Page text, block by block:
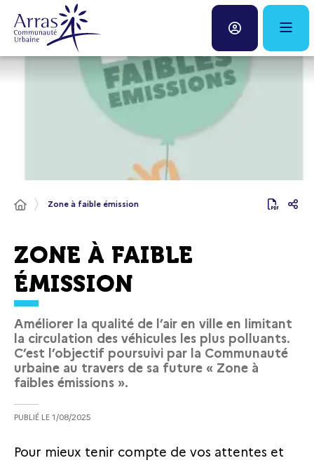
Panneau de gestion des cookies
Zone à faible émission
ZONE À FAIBLE
ÉMISSION
Améliorer la qualité de l’air en ville en limitant
la circulation des véhicules les plus polluants.
C’est l’objectif poursuivi par la Communauté
urbaine au travers de sa future « Zone à
faibles émissions ».
PUBLIÉ LE 1/08/2025
Pour mieux tenir compte de vos attentes et
Fenêtre
de